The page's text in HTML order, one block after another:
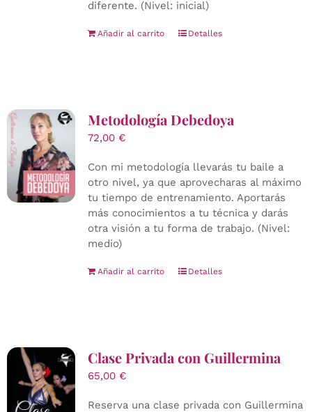
diferente. (Nivel: inicial)
Añadir al carrito Detalles
Metodología Debedoya
72,00 €
Con mi metodología llevarás tu baile a
otro nivel, ya que aprovecharas al máximo
tu tiempo de entrenamiento. Aportarás
más conocimientos a tu técnica y darás
otra visión a tu forma de trabajo. (Nivel:
medio)
Añadir al carrito Detalles
Clase Privada con Guillermina
65,00 €
Reserva una clase privada con Guillermina